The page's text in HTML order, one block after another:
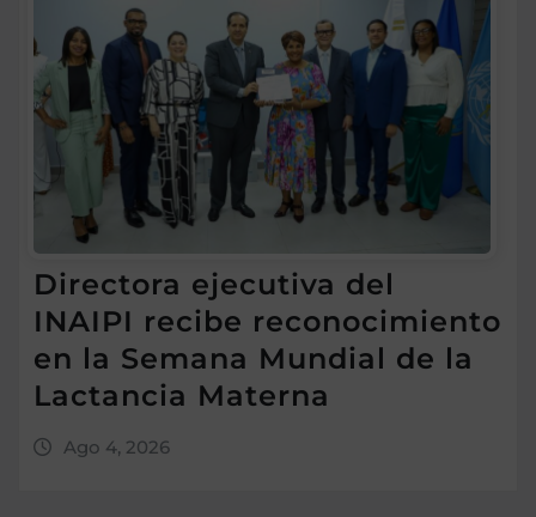
Directora ejecutiva del
INAIPI recibe reconocimiento
en la Semana Mundial de la
Lactancia Materna
Ago 4, 2026